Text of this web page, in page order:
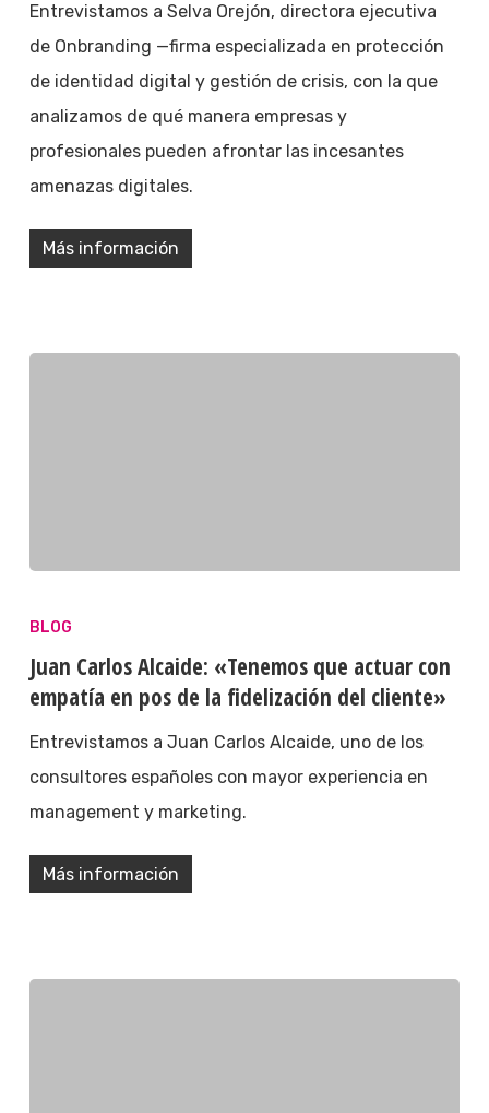
Entrevistamos a Selva Orejón, directora ejecutiva
de Onbranding —firma especializada en protección
de identidad digital y gestión de crisis, con la que
analizamos de qué manera empresas y
profesionales pueden afrontar las incesantes
amenazas digitales.
Más información
BLOG
Juan Carlos Alcaide: «Tenemos que actuar con
empatía en pos de la fidelización del cliente»
Entrevistamos a Juan Carlos Alcaide, uno de los
consultores españoles con mayor experiencia en
management y marketing.
Más información